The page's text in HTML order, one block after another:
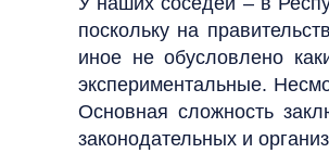
поскольку на
иное не обусловлено
экспериментальные.
Основная сложность
законодательных и